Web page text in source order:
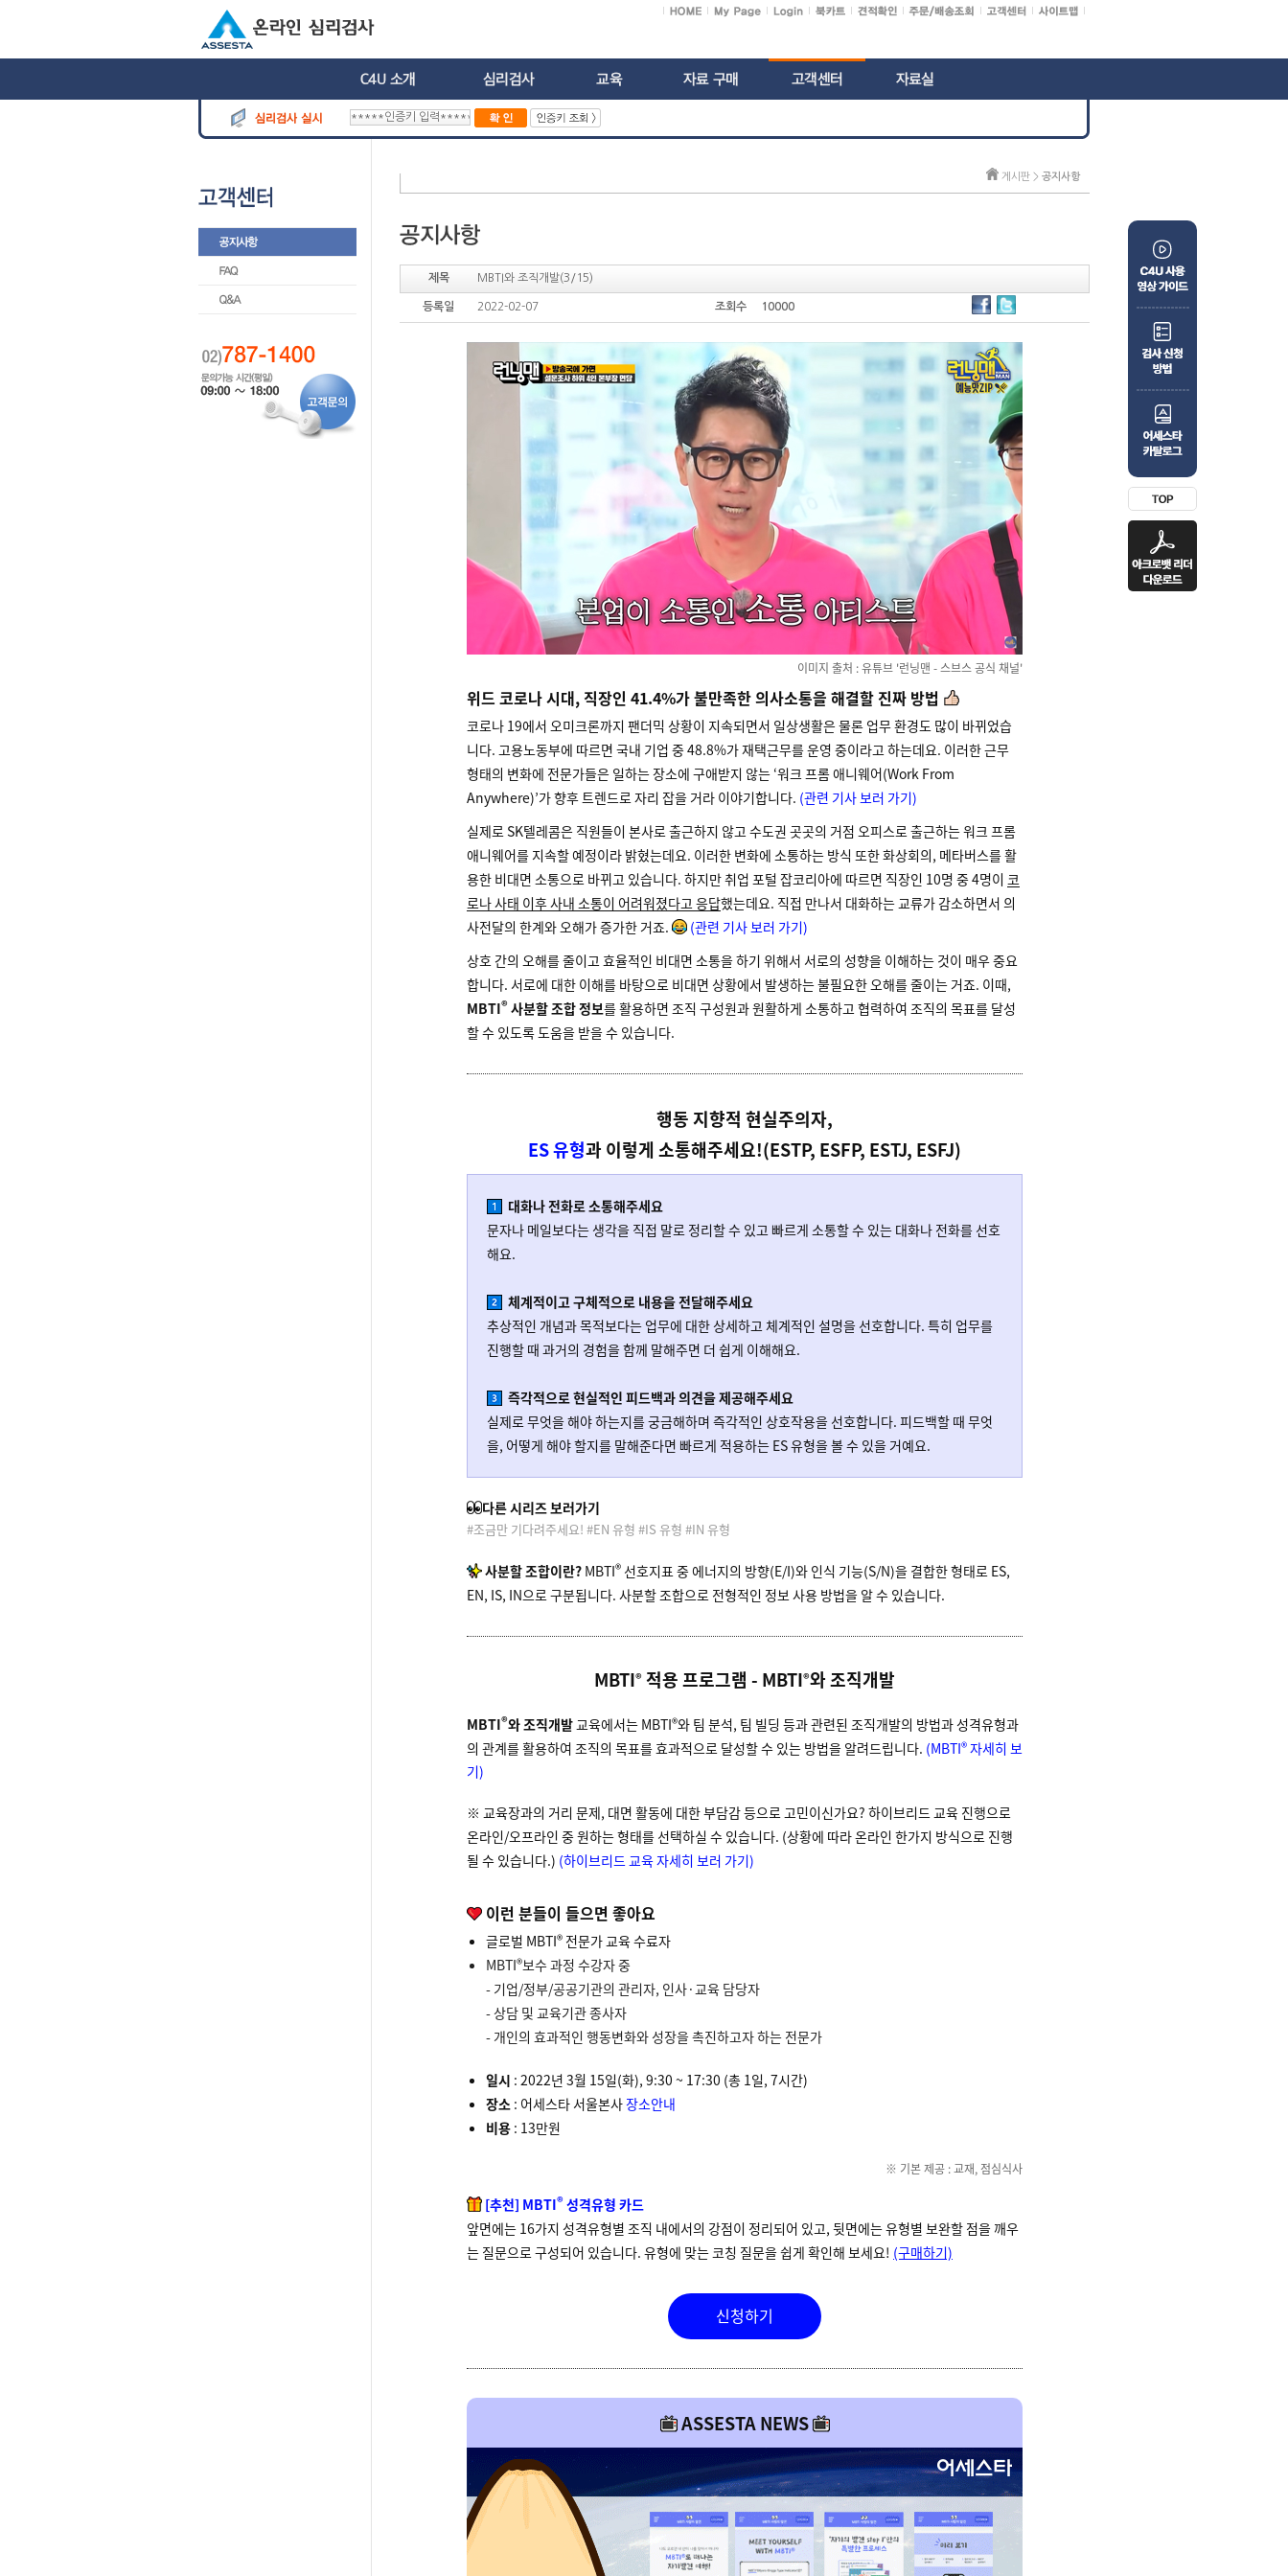
게시판 > 공지사항
제목 MBTI와 조직개발(3/15)
등록일 2022-02-07 조회수 10000
이미지 출처 : 유튜브 '런닝맨 - 스브스 공식 채널'
위드 코로나 시대, 직장인 41.4%가 불만족한 의사소통을 해결할 진짜 방법
코로나 19에서 오미크론까지 팬더믹 상황이 지속되면서 일상생활은 물론 업무 환경도 많이 바뀌었습
니다. 고용노동부에 따르면 국내 기업 중 48.8%가 재택근무를 운영 중이라고 하는데요. 이러한 근무
형태의 변화에 전문가들은 일하는 장소에 구애받지 않는 ‘워크 프롬 애니웨어(Work From
Anywhere)’가 향후 트렌드로 자리 잡을 거라 이야기합니다. (관련 기사 보러 가기)
실제로 SK텔레콤은 직원들이 본사로 출근하지 않고 수도권 곳곳의 거점 오피스로 출근하는 워크 프롬
애니웨어를 지속할 예정이라 밝혔는데요. 이러한 변화에 소통하는 방식 또한 화상회의, 메타버스를 활
용한 비대면 소통으로 바뀌고 있습니다. 하지만 취업 포털 잡코리아에 따르면 직장인 10명 중 4명이 코
로나 사태 이후 사내 소통이 어려워졌다고 응답했는데요. 직접 만나서 대화하는 교류가 감소하면서 의
사전달의 한계와 오해가 증가한 거죠.
(관련 기사 보러 가기)
상호 간의 오해를 줄이고 효율적인 비대면 소통을 하기 위해서 서로의 성향을 이해하는 것이 매우 중요
합니다. 서로에 대한 이해를 바탕으로 비대면 상황에서 발생하는 불필요한 오해를 줄이는 거죠. 이때,
MBTI®사분할 조합 정보를 활용하면 조직 구성원과 원활하게 소통하고 협력하여 조직의 목표를 달성
할 수 있도록 도움을 받을 수 있습니다.
행동 지향적 현실주의자,
ES 유형과 이렇게 소통해주세요!(ESTP, ESFP, ESTJ, ESFJ)
대화나 전화로 소통해주세요
문자나 메일보다는 생각을 직접 말로 정리할 수 있고 빠르게 소통할 수 있는 대화나 전화를 선호
해요.
체계적이고 구체적으로 내용을 전달해주세요
추상적인 개념과 목적보다는 업무에 대한 상세하고 체계적인 설명을 선호합니다. 특히 업무를
진행할 때 과거의 경험을 함께 말해주면 더 쉽게 이해해요.
즉각적으로 현실적인 피드백과 의견을 제공해주세요
실제로 무엇을 해야 하는지를 궁금해하며 즉각적인 상호작용을 선호합니다. 피드백할 때 무엇
을, 어떻게 해야 할지를 말해준다면 빠르게 적용하는 ES 유형을 볼 수 있을 거예요.
다른 시리즈 보러가기
#조금만 기다려주세요! #EN 유형 #IS 유형 #IN 유형
사분할 조합이란? MBTI® 선호지표 중 에너지의 방향(E/I)와 인식 기능(S/N)을 결합한 형태로 ES,
EN, IS, IN으로 구분됩니다. 사분할 조합으로 전형적인 정보 사용 방법을 알 수 있습니다.
MBTI® 적용 프로그램 - MBTI®와 조직개발
MBTI®와 조직개발 교육에서는 MBTI®와 팀 분석, 팀 빌딩 등과 관련된 조직개발의 방법과 성격유형과
의 관계를 활용하여 조직의 목표를 효과적으로 달성할 수 있는 방법을 알려드립니다. (MBTI®자세히 보
기)
※ 교육장과의 거리 문제, 대면 활동에 대한 부담감 등으로 고민이신가요? 하이브리드 교육 진행으로
온라인/오프라인 중 원하는 형태를 선택하실 수 있습니다. (상황에 따라 온라인 한가지 방식으로 진행
될 수 있습니다.) (하이브리드 교육 자세히 보러 가기)
이런 분들이 들으면 좋아요
글로벌 MBTI® 전문가 교육 수료자
MBTI®보수 과정 수강자 중
- 기업/정부/공공기관의 관리자, 인사·교육 담당자
- 상담 및 교육기관 종사자
- 개인의 효과적인 행동변화와 성장을 촉진하고자 하는 전문가
일시 : 2022년 3월 15일(화), 9:30 ~ 17:30 (총 1일, 7시간)
장소 : 어세스타 서울본사장소안내
비용 : 13만원
※ 기본 제공 : 교재, 점심식사
[추천] MBTI®성격유형 카드
앞면에는 16가지 성격유형별 조직 내에서의 강점이 정리되어 있고, 뒷면에는 유형별 보완할 점을 깨우
는 질문으로 구성되어 있습니다. 유형에 맞는 코칭 질문을 쉽게 확인해 보세요! (구매하기)
신청하기
ASSESTA NEWS